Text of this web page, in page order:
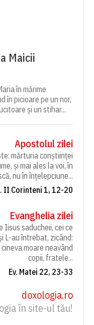
Maicii
în mărime
în picioare pe un nor,
și un stihar...
Apostolul zilei
mărturia conștiinței
și mai ales la voi, în
nu în înțelepciune...
II Corinteni 1, 12-20
Evanghelia zilei
Iisus saducheii, cei ce
L-au întrebat, zicând:
moare neavând
copii, fratele...
Ev. Matei 22, 23-33
doxologia.ro
în site-ul tău!